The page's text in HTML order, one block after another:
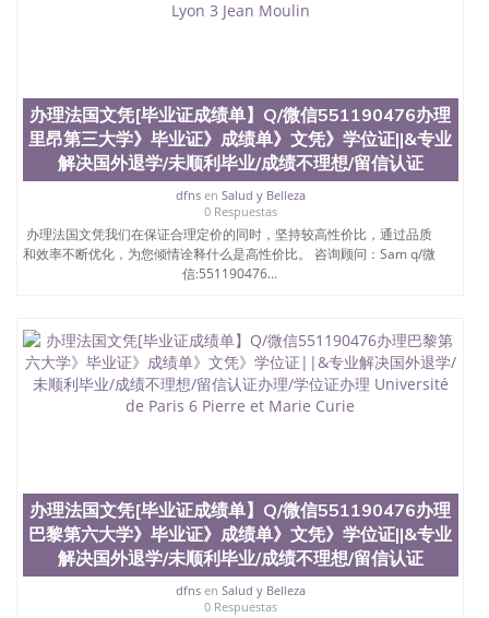
办理法国文凭[毕业证成绩单】Q/微信551190476办理
里昂第三大学》毕业证》成绩单》文凭》学位证||&专业
解决国外退学/未顺利毕业/成绩不理想/留信认证
dfnsen Salud y Belleza
0 Respuestas
办理法国文凭我们在保证合理定价的同时，坚持较高性价比，通过品质
和效率不断优化，为您倾情诠释什么是高性价比。 咨询顾问：Sam q/微
信:551190476...
办理法国文凭[毕业证成绩单】Q/微信551190476办理
巴黎第六大学》毕业证》成绩单》文凭》学位证||&专业
解决国外退学/未顺利毕业/成绩不理想/留信认证
dfnsen Salud y Belleza
0 Respuestas